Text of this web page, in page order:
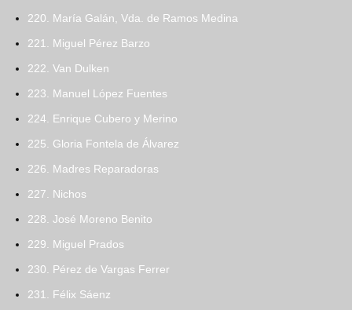
220. María Galán, Vda. de Ramos Medina
221. Miguel Pérez Barzo
222. Van Dulken
223. Manuel López Fuentes
224. Enrique Cubero y Merino
225. Gloria Fontela de Álvarez
226. Madres Reparadoras
227. Nichos
228. José Moreno Benito
229. Miguel Prados
230. Pérez de Vargas Ferrer
231. Félix Sáenz